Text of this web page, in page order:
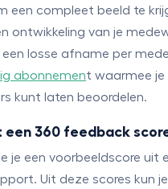
een compleet beeld te
ontwikkeling van je
een losse afname per
abonnement waarmee je
kunt laten beoordelen.
een 360 feedback
je een voorbeeldscore uit
Uit deze scores kun